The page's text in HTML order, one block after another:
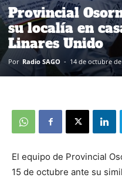
Provincial
su localía en
Linares Unido
Por Radio SAGO - 14 de octubre
El equipo de Provincial
15 de octubre ante su